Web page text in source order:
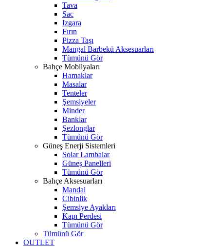
Tava
Sac
Izgara
Fırın
Pizza Taşı
Mangal Barbekü Aksesuarları
Tümünü Gör
Bahçe Mobilyaları
Hamaklar
Masalar
Tenteler
Şemsiyeler
Minder
Banklar
Şezlonglar
Tümünü Gör
Güneş Enerji Sistemleri
Solar Lambalar
Güneş Panelleri
Tümünü Gör
Bahçe Aksesuarları
Mandal
Cibinlik
Şemsiye Ayakları
Kapı Perdesi
Tümünü Gör
Tümünü Gör
OUTLET